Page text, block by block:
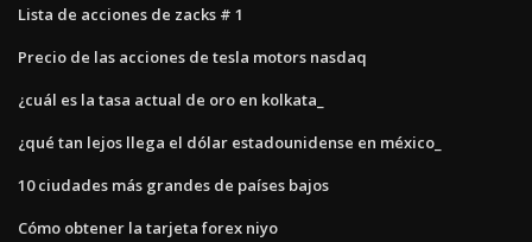
Lista de acciones de zacks # 1
Precio de las acciones de tesla motors nasdaq
¿cuál es la tasa actual de oro en kolkata_
¿qué tan lejos llega el dólar estadounidense en méxico_
10 ciudades más grandes de países bajos
Cómo obtener la tarjeta forex niyo